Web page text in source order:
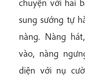
sung sướng tự
nàng. Nàng
vào, nàng
diện với nụ